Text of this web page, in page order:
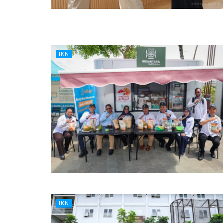
IKN
IKN